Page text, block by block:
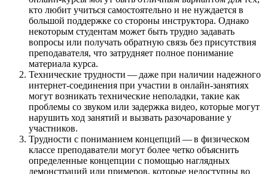
кто любит учиться самостоятельно и не нуждается в
большой поддержке со стороны инструктора. Однако
некоторым студентам может быть трудно задавать
вопросы или получать обратную связь без присутствия
преподавателя, что затрудняет полное понимание
материала курса.
Технические трудности — даже при наличии надежного
интернет-соединения при участии в онлайн-занятиях
могут возникать технические неполадки, такие как
проблемы со звуком или задержка видео, которые могут
нарушить ход занятий и вызвать разочарование у
участников.
Трудности с пониманием концепций — в физическом
классе преподаватели могут более четко объяснить
определенные концепции с помощью наглядных
демонстраций или примеров, которые недоступны во